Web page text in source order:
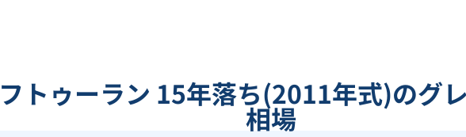
トゥーラン 15年落ち(2011年式)のグ
相場